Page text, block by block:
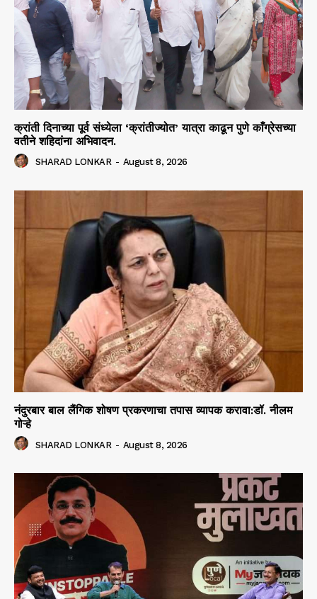
क्रांती दिनाच्या पूर्व संध्येला ‘क्रांतीज्योत’ यात्रा काढून पुणे काँग्रेसच्या
वतीने शहिदांना अभिवादन.
SHARAD LONKAR - August 8, 2026
नंदुरबार बाल लैंगिक शोषण प्रकरणाचा तपास व्यापक करावा:डॉ. नीलम
गोऱ्हे
SHARAD LONKAR - August 8, 2026